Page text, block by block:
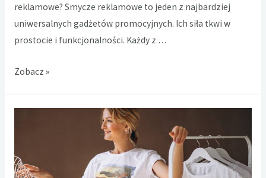
reklamowe? Smycze reklamowe to jeden z najbardziej
uniwersalnych gadżetów promocyjnych. Ich siła tkwi w
prostocie i funkcjonalności. Każdy z …
Smycze
je
zastosować
Zobacz »